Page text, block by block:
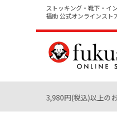
ストッキング・靴下・イ
福助 公式オンラインスト
3,980円(税込)以上の